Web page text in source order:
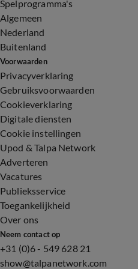
Spelprogramma's
Algemeen
Nederland
Buitenland
Voorwaarden
Privacyverklaring
Gebruiksvoorwaarden
Cookieverklaring
Digitale diensten
Cookie instellingen
Upod & Talpa Network
Adverteren
Vacatures
Publieksservice
Toegankelijkheid
Over ons
Neem contact op
+31 (0)6 - 549 628 21
show@talpanetwork.com